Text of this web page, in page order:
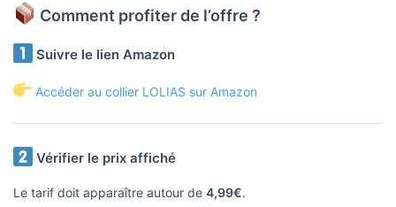
Comment profiter de l’offre ?
Suivre le lien Amazon
Accéder au collier LOLIAS sur Amazon
Vérifier le prix affiché
Le tarif doit apparaître autour de 4,99€.